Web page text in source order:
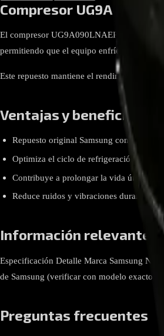
Compresor
El compresor UG9A090LNAEP es un
permitiendo que el equipo enfríe de
Este repuesto mantiene el rendimiento
Ventajas y beneficios
Repuesto original Samsung con calidad
Optimiza el ciclo de refrigeración para
Contribuye a prolongar la vida útil del
Reduce ruidos y vibraciones durante el
Información relevante
Especificación Detalle Marca Samsung
de Samsung (verificar con modelo exacto
Preguntas frecuentes